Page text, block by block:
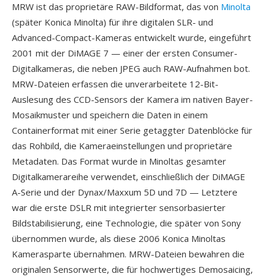
MRW ist das proprietäre RAW-Bildformat, das von Minolta
(später Konica Minolta) für ihre digitalen SLR- und
Advanced-Compact-Kameras entwickelt wurde, eingeführt
2001 mit der DiMAGE 7 — einer der ersten Consumer-
Digitalkameras, die neben JPEG auch RAW-Aufnahmen bot.
MRW-Dateien erfassen die unverarbeitete 12-Bit-
Auslesung des CCD-Sensors der Kamera im nativen Bayer-
Mosaikmuster und speichern die Daten in einem
Containerformat mit einer Serie getaggter Datenblöcke für
das Rohbild, die Kameraeinstellungen und proprietäre
Metadaten. Das Format wurde in Minoltas gesamter
Digitalkamerareihe verwendet, einschließlich der DiMAGE
A-Serie und der Dynax/Maxxum 5D und 7D — Letztere
war die erste DSLR mit integrierter sensorbasierter
Bildstabilisierung, eine Technologie, die später von Sony
übernommen wurde, als diese 2006 Konica Minoltas
Kamerasparte übernahmen. MRW-Dateien bewahren die
originalen Sensorwerte, die für hochwertiges Demosaicing,